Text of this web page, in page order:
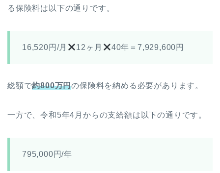
る保険料は以下の通りです。
16,520円/月 12ヶ月 40年＝7,929,600円
総額で約800万円の保険料を納める必要があります。
一方で、令和5年4月からの支給額は以下の通りです。
795,000円/年